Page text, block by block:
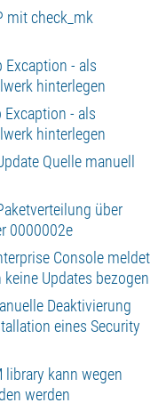
mit check_mk
Excaption - als
hinterlegen
Excaption - als
hinterlegen
Quelle manuell
über
0000002e
Console meldet
Updates bezogen
Deaktivierung
eines Security
library kann wegen
werden